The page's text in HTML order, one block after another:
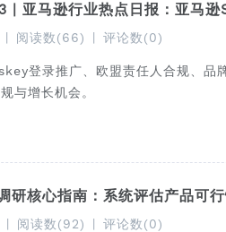
| 亚马逊行业热点日报：亚马
阅读数(66) 评论数(0)
登录推广、欧盟责任人合规、品
与增长机会。
研核心指南：系统评估产品可
阅读数(92) 评论数(0)